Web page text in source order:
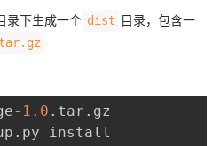
录下生成一个 dist 目录，包含一
- 1.0 . tar . gz
. py install